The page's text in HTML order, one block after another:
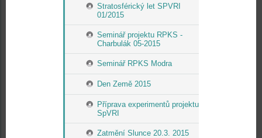
Stratosférický let SPVRI
01/2015
Seminář projektu RPKS -
Charbulák 05-2015
Seminář RPKS Modra
Den Země 2015
Příprava experimentů projektu
SpVRI
Zatmění Slunce 20.3. 2015